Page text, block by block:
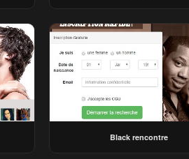
Black rencontre